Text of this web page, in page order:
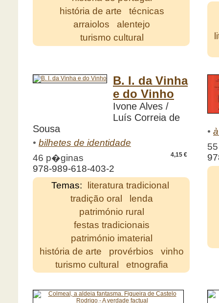
história de arte
técnicas
arraiolos
alentejo
turismo cultural
B. I. da Vinha
e do Vinho
Ivone Alves /
Luís Correia de
Sousa
• bilhetes de identidade
4,15 €
46 p�ginas
978-989-618-403-2
Temas:
literatura tradicional
tradição oral
lenda
património rural
festas tradicionais
património imaterial
história de arte
provérbios
vinho
turismo cultural
etnografia
•